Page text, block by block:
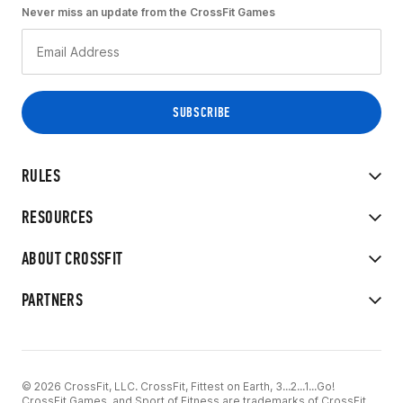
RULES
RESOURCES
ABOUT CROSSFIT
PARTNERS
Never miss an update from the CrossFit Games
© 2026 CrossFit, LLC. CrossFit, Fittest on Earth, 3...2...1...Go!